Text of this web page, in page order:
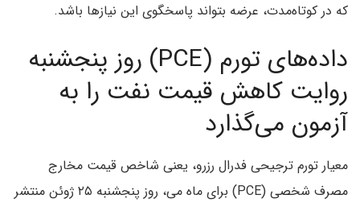
که در کوتاه‌مدت، عرضه بتواند پاسخگوی این نیازها باشد.
داده‌های تورم (PCE) روز پنجشنبه
روایت کاهش قیمت نفت را به
آزمون می‌گذارد
معیار تورم ترجیحی فدرال رزرو، یعنی شاخص قیمت مخارج
مصرف شخصی (PCE) برای ماه می، روز پنجشنبه ۲۵ ژوئن منتشر